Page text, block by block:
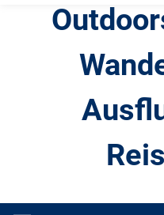
Produkttests und